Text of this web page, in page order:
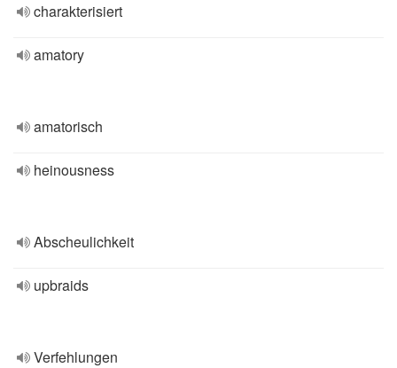
charakterisiert
amatory
amatorisch
heinousness
Abscheulichkeit
upbraids
Verfehlungen